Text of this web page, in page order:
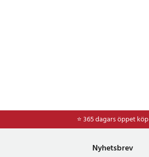
⭐ 365 dagars öppet köp
⭐Frakt 49kr *
Nyhetsbrev